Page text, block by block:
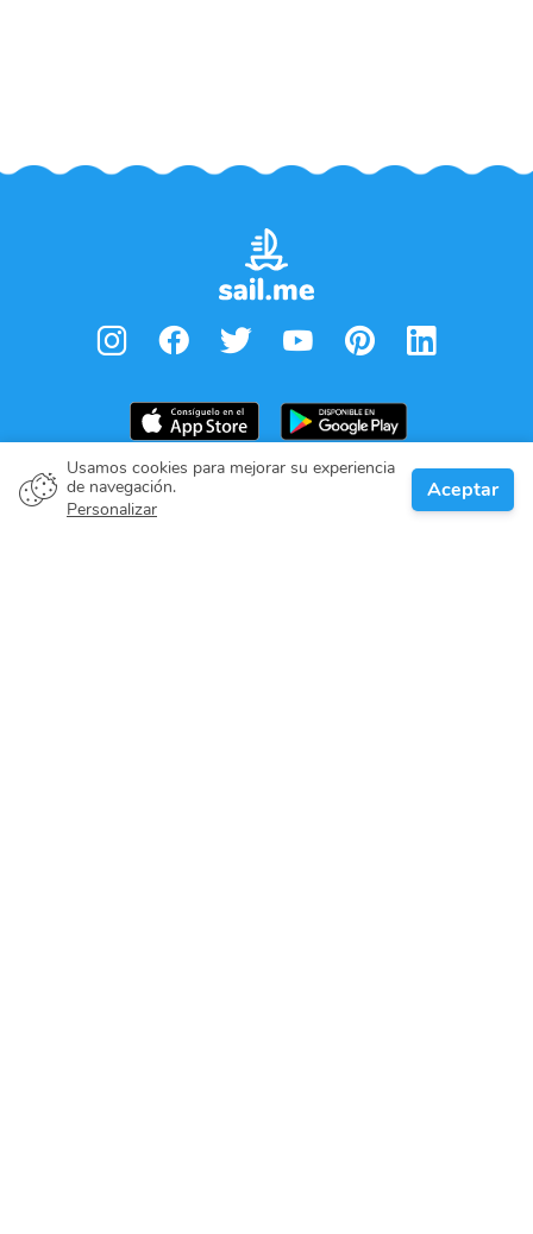
Usamos cookies para mejorar su experiencia
de navegación.
Personalizar
Aceptar
Desde €1,940.00
Per week
Reservar